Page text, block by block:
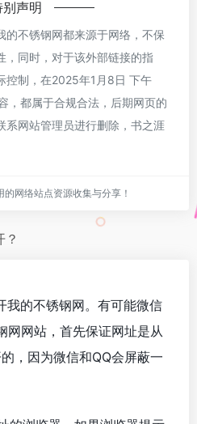
别声明
的不锈钢网都来源于网络，不保
，同时，对于该外部链接的指
控制，在2025年1月8日 下午
，都属于合规合法，后期网页的
系网站管理员进行删除，书之涯
网络站点资源收集与分享！
我的不锈钢网。有可能微信
网网站，首先保证网址是从
，因为微信和QQ会屏蔽一